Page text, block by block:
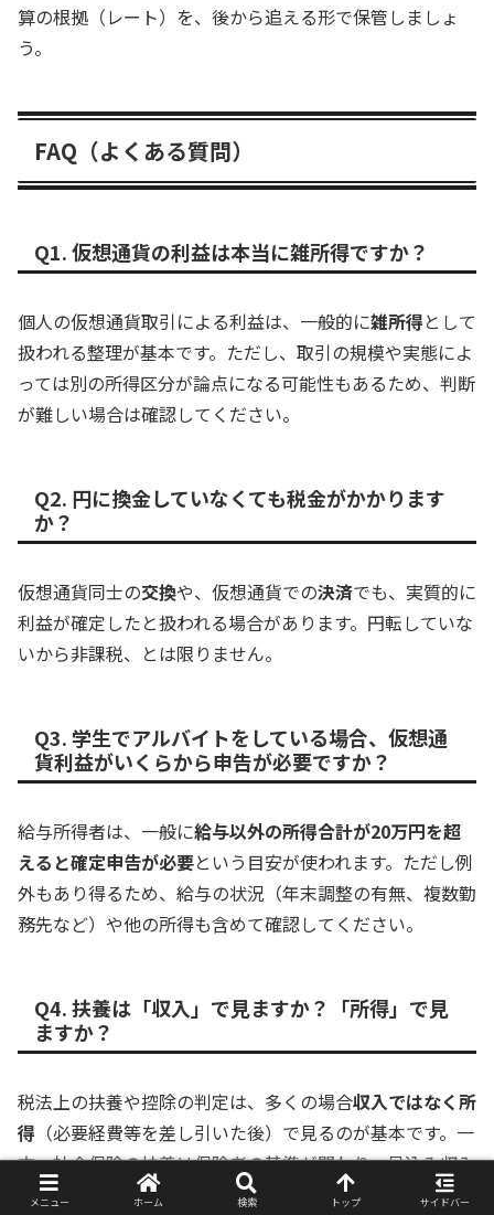
算の根拠（レート）を、後から追える形で保管しましょ
う。
FAQ（よくある質問）
Q1. 仮想通貨の利益は本当に雑所得ですか？
個人の仮想通貨取引による利益は、一般的に雑所得として
扱われる整理が基本です。ただし、取引の規模や実態によ
っては別の所得区分が論点になる可能性もあるため、判断
が難しい場合は確認してください。
Q2. 円に換金していなくても税金がかかります
か？
仮想通貨同士の交換や、仮想通貨での決済でも、実質的に
利益が確定したと扱われる場合があります。円転していな
いから非課税、とは限りません。
Q3. 学生でアルバイトをしている場合、仮想通
貨利益がいくらから申告が必要ですか？
給与所得者は、一般に給与以外の所得合計が20万円を超
えると確定申告が必要という目安が使われます。ただし例
外もあり得るため、給与の状況（年末調整の有無、複数勤
務先など）や他の所得も含めて確認してください。
Q4. 扶養は「収入」で見ますか？「所得」で見
ますか？
税法上の扶養や控除の判定は、多くの場合収入ではなく所
得 （必要経費等を差し引いた後）で見るのが基本です。一
方、社会保険の扶養は保険者の基準が関わり、見込み収入
など別の考え方が用いられることがあります。
メニュー ホーム 検索 トップ サイドバー